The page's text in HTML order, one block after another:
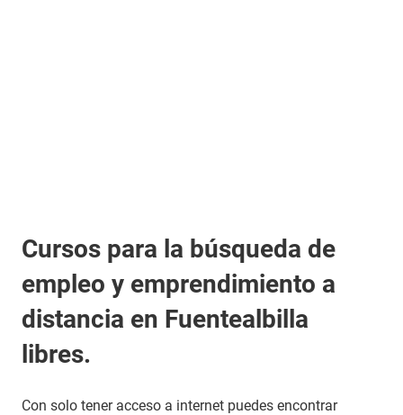
Cursos para la búsqueda de
empleo y emprendimiento a
distancia en Fuentealbilla
libres.
Con solo tener acceso a internet puedes encontrar